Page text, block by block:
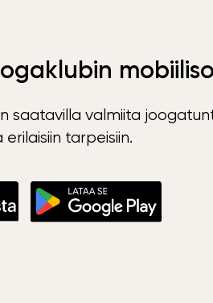
saatavilla valmiita
erilaisiin tarpeisiin.